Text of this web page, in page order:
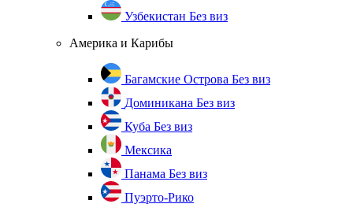
Узбекистан Без виз
Америка и Карибы
Багамские Острова Без виз
Доминикана Без виз
Куба Без виз
Мексика
Панама Без виз
Пуэрто-Рико